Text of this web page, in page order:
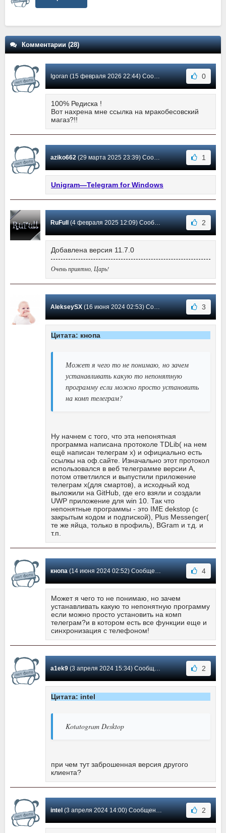
Комментарии (28)
Igoran (15 февраля 2026 22:44) Сообщение #23 0
100% Редиска !
Вот нахрена мне ссылка на мракобесовский
магаз?!!
aziko662(29 марта 2025 23:39) Сообщение #22 1
Unigram—Telegram for Windows
RuFull (4 февраля 2025 12:09) Сообщение #21 2
Добавлена версия 11.7.0
Очень приятно, Царь!
AlekseySX(16 июня 2024 02:53) Сообщение #20 3
Цитата: кнопа
Может я чего то не понимаю, но зачем
устанавливать какую то непонятную
программу если можно просто установить
на комп телеграм?
Ну начнем с того, что эта непонятная
программа написана протоколе TDLib( на нем
ещё написан телеграм х) и официально есть
ссылкы на оф.сайте. Изначально этот протокол
использовался в веб телеграмме версии А,
потом ответлился и выпустили приложение
телеграм х(для смартов), а исходный код
выложили на GitHub, где его взяли и создали
UWP приложение для win 10. Так что
непонятные программы - это IME dekstop (с
закрытым кодом и подпиской), Plus Messenger(
те же яйца, только в профиль), BGram и т.д. и
т.п.
кнопа(14 июня 2024 02:52) Сообщение #19 4
Может я чего то не понимаю, но зачем
устанавливать какую то непонятную программу
если можно просто установить на комп
телеграм?и в котором есть все функции еще и
синхронизация с телефоном!
a1ek9(3 апреля 2024 15:34) Сообщение #18 2
Цитата: intel
Kotatogram Desktop
при чем тут заброшенная версия другого
клиента?
intel (3 апреля 2024 14:00) Сообщение #17 2